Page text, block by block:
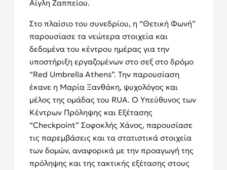
Αίγλη Ζαππείου.
Στο πλαίσιο του συνεδρίου, η “Θετική Φωνή”
παρουσίασε τα νεώτερα στοιχεία και
δεδομένα του κέντρου ημέρας για την
υποστήριξη εργαζομένων στο σεξ στο δρόμο
“Red Umbrella Athens”. Την παρουσίαση
έκανε η Μαρία Ξανθάκη, ψυχολόγος και
μέλος της ομάδας του RUA. Ο Υπεύθυνος των
Κέντρων Πρόληψης και Εξέτασης
“Checkpoint” Σοφοκλής Χάνος, παρουσίασε
τις παρεμβάσεις και τα στατιστικά στοιχεία
των δομών, αναφορικά με την προαγωγή της
πρόληψης και της τακτικής εξέτασης στους